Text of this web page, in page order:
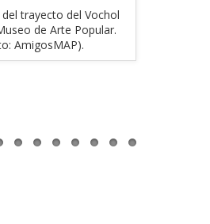
trayecto del Vochol
de Arte Popular.
AmigosMAP).